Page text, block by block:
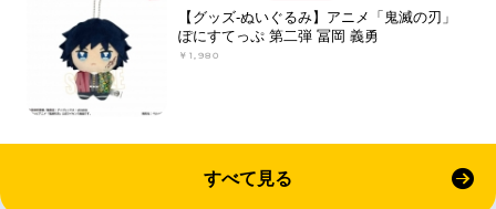
【グッズ-ぬいぐるみ】アニメ「鬼滅の刃」
ぽにすてっぷ 第二弾 冨岡 義勇
￥1,980
すべて見る